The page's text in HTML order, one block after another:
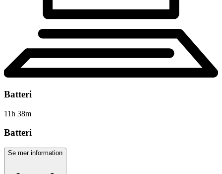
Batteri
11h 38m
Batteri
Se mer information